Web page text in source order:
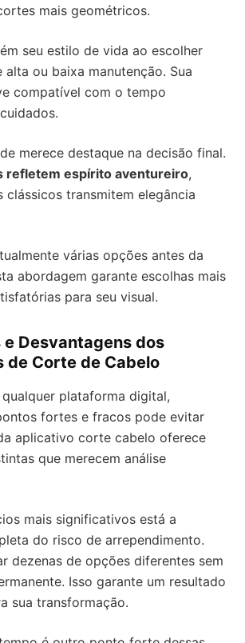
mais geométricos.
seu estilo de vida ao escolher
ou baixa manutenção. Sua
compatível com o tempo
merece destaque na decisão final.
refletem espírito aventureiro,
clássicos transmitem elegância
várias opções antes da
abordagem garante escolhas mais
para seu visual.
Desvantagens dos
de Corte de Cabelo
plataforma digital,
fortes e fracos pode evitar
aplicativo corte cabelo oferece
que merecem análise
mais significativos está a
do risco de arrependimento.
dezenas de opções diferentes sem
Isso garante um resultado
sua transformação.